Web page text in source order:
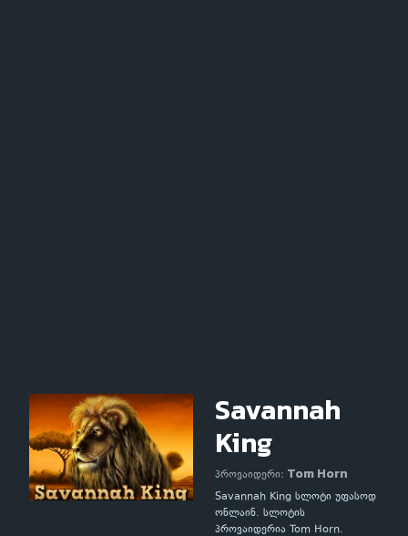
Savannah
King
პროვაიდერი: Tom Horn
Savannah King სლოტი უფასოდ
ონლაინ. სლოტის
პროვაიდერია Tom Horn.